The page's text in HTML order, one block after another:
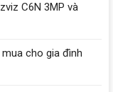
C6N 3MP và
cho gia đình